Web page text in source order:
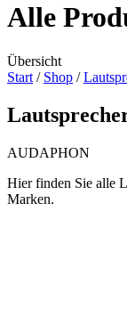
Alle
Übersicht
Start / Shop /
AUDAPHON
Hier finden Sie alle
Marken.